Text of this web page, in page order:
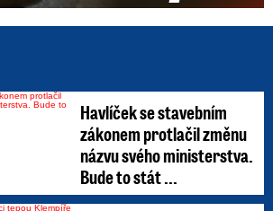
Havlíček se stavebním
zákonem protlačil změnu
názvu svého ministerstva.
Bude to stát ...